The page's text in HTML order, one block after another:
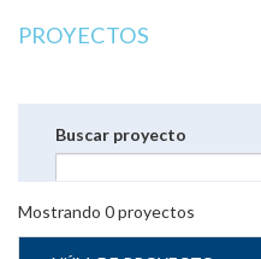
PROYECTOS
Buscar proyecto
Mostrando 0proyectos